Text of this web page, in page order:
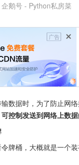
企鹅号 - Python私房菜
广告
数据时，为了防止网
可控制发送到网络上数
牌桶，大概就是一个